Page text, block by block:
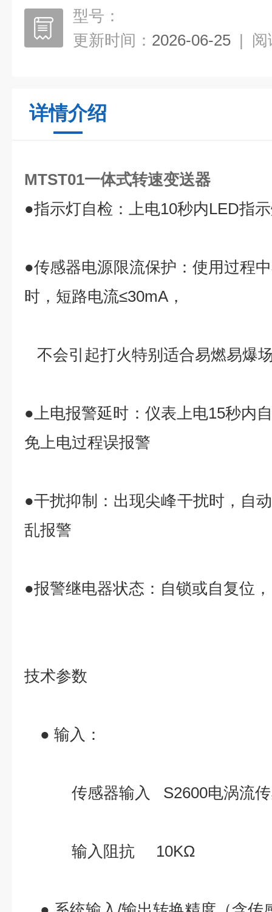
型号：
更新时间： 2026-06-25 | 阅
详情介绍
MTST01一体式转速变送器
●指示灯自检：上电10秒内LED指
●传感器电源限流保护：使用过程
时，短路电流≤30mA，
不会引起打火特别适合易燃易爆
●上电报警延时：仪表上电15秒内
免上电过程误报警
●干扰抑制：出现尖峰干扰时，自
乱报警
●报警继电器状态：自锁或自复位
技术参数
● 输入：
传感器输入 S2600电涡流传
输入阻抗 10KΩ